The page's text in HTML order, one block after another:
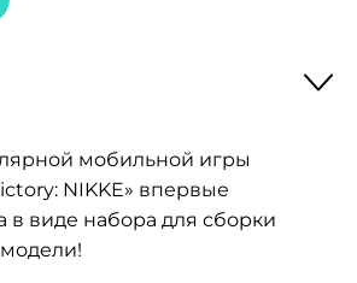
мобильной игры
NIKKE» впервые
в виде набора для сборки